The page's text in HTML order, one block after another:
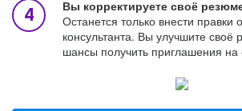
Вы корректируете своё
Останется только внести правки
консультанта. Вы улучшите
шансы получить приглашения на